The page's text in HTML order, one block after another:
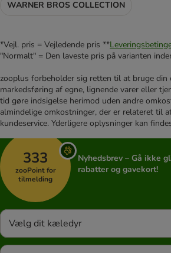
WARNER BROS COLLECTION
*Vejl. pris = Vejledende pris **
"Normalt" = Den laveste pris på varianten
zooplus forbeholder sig retten til at bruge din
markedsføring af egne, lignende varer eller
tid gøre indsigelse herimod uden andre
almindelige omkostninger, der er relateret til
kundeservice. Yderligere oplysninger kan
333
zooPoint for
tilmelding
Nyhedsbrev – Gå ikke
rabatter og gavekort!
Vælg dit kæledyr